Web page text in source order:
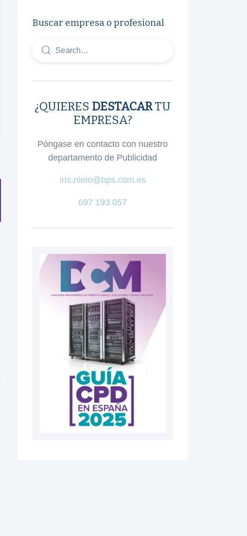
Buscar empresa o profesional
¿QUIERES DESTACARTU
EMPRESA?
Póngase en contacto con nuestro
departamento de Publicidad
iris.nieto@bps.com.es
697 193 057